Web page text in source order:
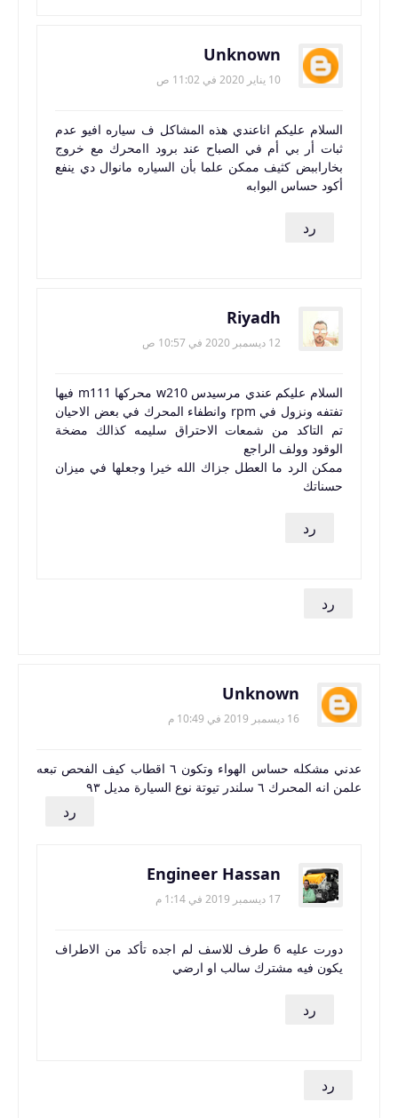
Unknown
10 يناير 2020 في 11:02 ص
السلام عليكم اناعندي هذه المشاكل ف سياره افيو عدم
ثبات أر بي أم في الصباح عند برود اامحرك مع خروج
بخاراببض كثيف ممكن علما بأن السياره مانوال دي ينفع
أكود حساس البوابه
رد
Riyadh
12 ديسمبر 2020 في 10:57 ص
السلام عليكم عندي مرسيدس w210 محركها m111 فيها
تفتفه ونزول في rpm وانطفاء المحرك في بعض الاحيان
تم التاكد من شمعات الاحتراق سليمه كذالك مضخة
الوقود وولف الراجع
ممكن الرد ما العطل جزاك الله خيرا وجعلها في ميزان
حسناتك
رد
رد
Unknown
16 ديسمبر 2019 في 10:49 م
عدني مشكله حساس الهواء وتكون ٦ اقطاب كيف الفحص تبعه
علمن انه المحىرك ٦ سلندر تيوتة نوع السيارة مديل ٩٣
رد
Engineer Hassan
17 ديسمبر 2019 في 1:14 م
دورت عليه 6 طرف للاسف لم اجده تأكد من الاطراف
يكون فيه مشترك سالب او ارضي
رد
رد